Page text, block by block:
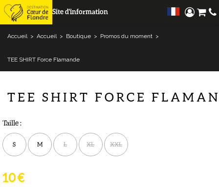
Site d'information
Accueil > Accueil > Boutique > Promos du moment >
TEE SHIRT Force Flamande
TEE SHIRT FORCE
Taille :
S M L XL XXL
10 €